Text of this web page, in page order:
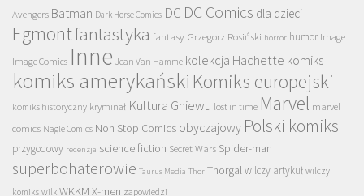
Avengers Batman Dark Horse Comics DC DC Comics dla dzieci
Egmontfantastyka fantasy Grzegorz Rosiński horror humor Image
Image Comics Inne Jean Van Hamme kolekcja Hachette komiks
komiks amerykański Komiks europejski
komiks historyczny kryminał Kultura Gniewu lost in time Marvel marvel
comics Nagle Comics Non Stop Comics obyczajowy Polski komiks
przygodowy recenzja science fiction Secret Wars Spider-man
superbohaterowie Taurus Media Thor Thorgal wilczy artykuł wilczy
komiks wilk WKKM X-men zapowiedzi